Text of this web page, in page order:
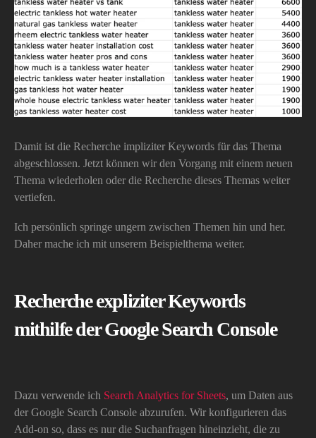
Damit ist die Recherche impliziter Keywords für das Thema
abgeschlossen. Jetzt können wir den Vorgang mit einem neuen
Thema wiederholen oder die Recherche dieses Themas weiter
vertiefen.
Ich persönlich springe ungern zwischen Themen hin und her.
Daher mache ich mit unserem Beispielthema weiter.
Recherche expliziter Keywords
mithilfe der Google Search Console
Dazu verwende ich Search Analytics for Sheets, um Daten aus
der Google Search Console abzurufen. Wir konfigurieren das
Add-on so, dass es nur die Suchanfragen hineinzieht, die zu